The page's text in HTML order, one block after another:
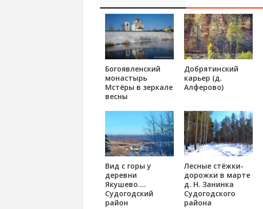
Богоявленский
монастырь
Мстёры в зеркале
весны
Добрятинский
карьер (д.
Алферово)
Вид с горы у
деревни
Якушево….
Судогодский
район
Лесные стёжки-
дорожки в марте
д. Н. Занинка
Судогодского
района